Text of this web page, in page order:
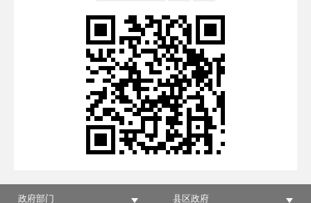
政府部门 县区政府